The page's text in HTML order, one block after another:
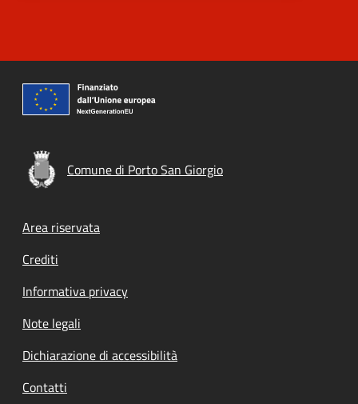
Comune di Porto San Giorgio
Footer menu
Area riservata
Crediti
Informativa privacy
Note legali
Dichiarazione di accessibilità
Contatti